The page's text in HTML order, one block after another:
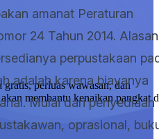
amanat Peraturan
24 Tahun 2014. Alasan
perpustakaan
adalah karena biayanya
Mulai dari penyediaan
oprasional,
perluas wawasan, dan
membantu kenaikan pangkat